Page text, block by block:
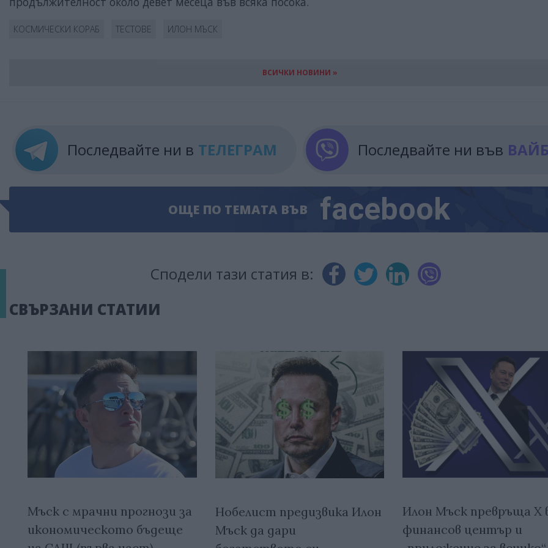
КОСМИЧЕСКИ КОРАБ ТЕСТОВЕ ИЛОН МЪСК
ВСИЧКИ НОВИНИ »
Последвайте ни в ТЕЛЕГРАМ Последвайте ни във
ОЩЕ ПО ТЕМАТА ВЪВ facebook
Сподели тази статия в:
СВЪРЗАНИ СТАТИИ
Мъск с мрачни прогнози за
икономическото бъдеще
Нобелист предизвика Илон
Мъск да дари
Илон Мъск превръща X
финансов център и